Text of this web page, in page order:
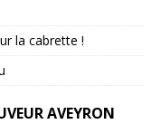
la cabrette !
AVEYRON